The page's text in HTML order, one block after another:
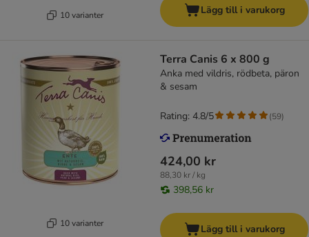
10 varianter Lägg till i varukorg
10 varianter
Terra Canis 6 x 800 g
Anka med vildris, rödbeta, päron
& sesam
424,00 kr
88,30 kr / kg
398,56 kr
Rating: 4.8/5 (59)
Lägg till i varukorg